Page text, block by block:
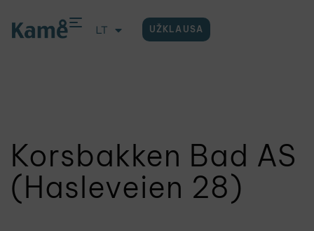
LT
EN UŽKLAUSA
Korsbakken Bad AS
(Hasleveien 28)